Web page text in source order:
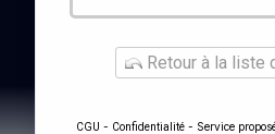
Retour à la liste
CGU - Confidentialité - Service